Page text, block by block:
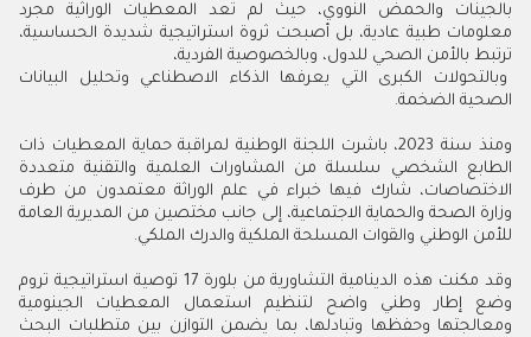
بالجينات والحمض النووي، حيث لم تعد المعطيات الوراثية مجرد
معلومات طبية عادية، بل أصبحت ثروة استراتيجية شديدة الحساسية،
ترتبط بالأمن الصحي للدول، وبالخصوصية الفردية،
وبالتحولات الكبرى التي يعرفها الذكاء الاصطناعي وتحليل البيانات
الصحية الضخمة.
ومنذ سنة 2023، باشرت اللجنة الوطنية لمراقبة حماية المعطيات ذات
الطابع الشخصي سلسلة من المشاورات العلمية والتقنية متعددة
الاختصاصات، شارك فيها خبراء في علم الوراثة معتمدون من طرف
وزارة الصحة والحماية الاجتماعية، إلى جانب مختصين من المديرية العامة
للأمن الوطني والقوات المسلحة الملكية والدرك الملكي.
وقد مكنت هذه الدينامية التشاورية من بلورة 17 توصية استراتيجية تروم
وضع إطار وطني واضح لتنظيم استعمال المعطيات الجينومية
ومعالجتها وحفظها وتبادلها، بما يضمن التوازن بين متطلبات البحث